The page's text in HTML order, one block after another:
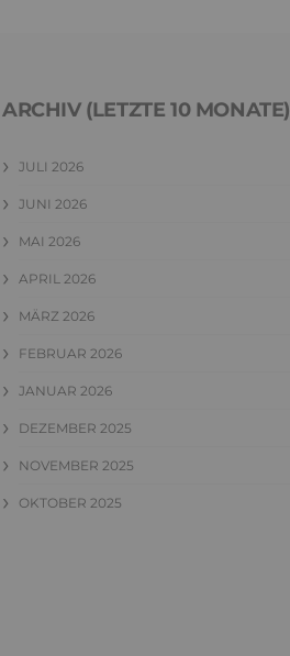
ARCHIV (LETZTE 10 MONATE)
JULI 2026
JUNI 2026
MAI 2026
APRIL 2026
MÄRZ 2026
FEBRUAR 2026
JANUAR 2026
DEZEMBER 2025
NOVEMBER 2025
OKTOBER 2025